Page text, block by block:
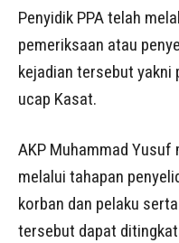
Penyidik PPA telah
pemeriksaan atau
kejadian tersebut yakni
ucap Kasat.
AKP Muhammad Yusuf
melalui tahapan
korban dan pelaku
tersebut dapat